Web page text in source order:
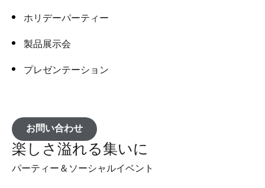
ホリデーパーティー
製品展示会
プレゼンテーション
お問い合わせ
楽しさ溢れる集いに
パーティー＆ソーシャルイベント